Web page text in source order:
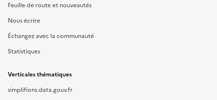
Feuille de route et nouveautés
Nous écrire
Échangez avec la communauté
Statistiques
Verticales thématiques
simplifions.data.gouv.fr